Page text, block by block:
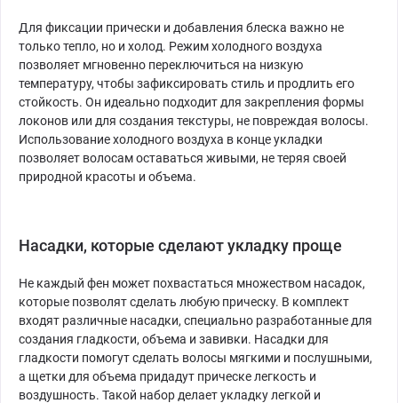
Для фиксации прически и добавления блеска важно не
только тепло, но и холод. Режим холодного воздуха
позволяет мгновенно переключиться на низкую
температуру, чтобы зафиксировать стиль и продлить его
стойкость. Он идеально подходит для закрепления формы
локонов или для создания текстуры, не повреждая волосы.
Использование холодного воздуха в конце укладки
позволяет волосам оставаться живыми, не теряя своей
природной красоты и объема.
Насадки, которые сделают укладку проще
Не каждый фен может похвастаться множеством насадок,
которые позволят сделать любую прическу. В комплект
входят различные насадки, специально разработанные для
создания гладкости, объема и завивки. Насадки для
гладкости помогут сделать волосы мягкими и послушными,
а щетки для объема придадут прическе легкость и
воздушность. Такой набор делает укладку легкой и